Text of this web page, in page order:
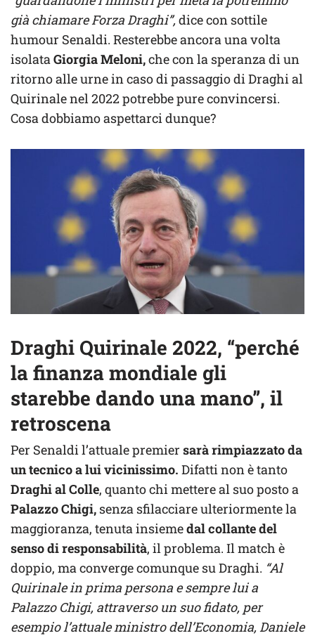
già chiamare Forza Draghi”,dice con sottile
humour Senaldi. Resterebbe ancora una volta
isolataGiorgia Meloni,che con la speranza di un
ritorno alle urne in caso di passaggio di Draghi al
Quirinale nel 2022 potrebbe pure convincersi.
Cosa dobbiamo aspettarci dunque?
Draghi Quirinale 2022, “perché
la finanza mondiale gli
starebbe dando una mano”, il
retroscena
Per Senaldi l’attuale premier sarà rimpiazzato da
un tecnico a lui vicinissimo. Difatti non è tanto
Draghi al Colle, quanto chi mettere al suo posto a
Palazzo Chigi, senza sfilacciare ulteriormente la
maggioranza, tenuta insiemedal collante del
senso di responsabilità, il problema. Il match è
doppio, ma converge comunque su Draghi. “Al
Quirinale in prima persona e sempre lui a
Palazzo Chigi, attraverso un suo fidato, per
esempio l’attuale ministro dell’Economia, Daniele